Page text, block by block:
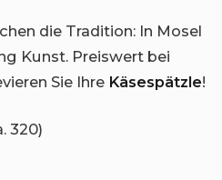
die Tradition: In Mosel
Kunst. Preiswert bei
Sie Ihre Käsespätzle!
320)